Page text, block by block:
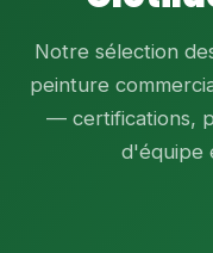
Notre sélection
peinture
— certifications,
d'équipe